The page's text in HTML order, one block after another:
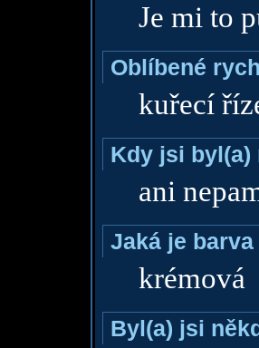
Je mi to
Oblíbené
kuřecí
Kdy jsi byl(a)
ani
Jaká je
krémová
Byl(a) jsi